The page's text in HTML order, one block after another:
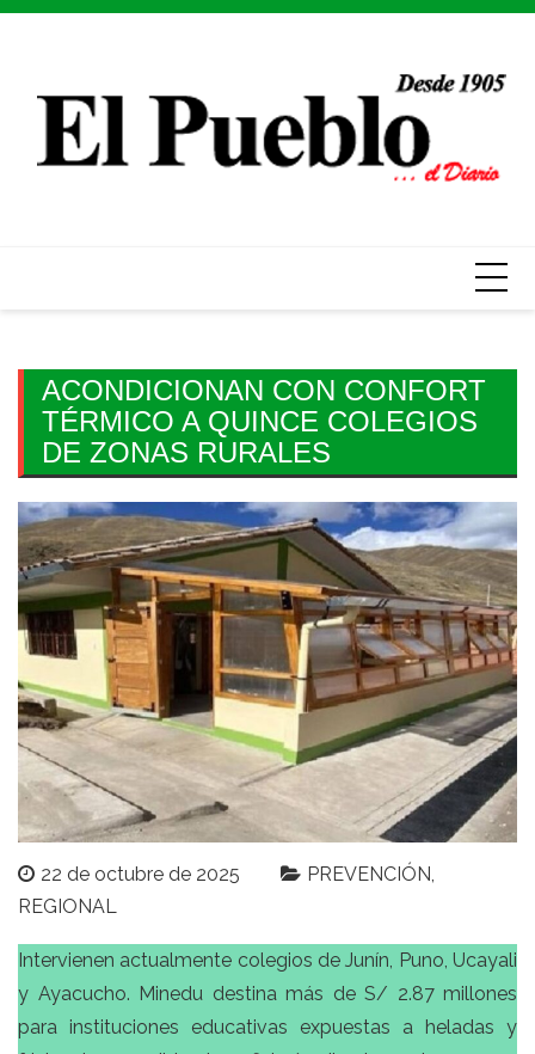
Skip
ACONDICIONAN CON CONFORT
TÉRMICO A QUINCE COLEGIOS
DE ZONAS RURALES
22 de octubre de 2025
PREVENCIÓN
REGIONAL
Intervienen actualmente colegios de Junín, Puno, Ucayali
y Ayacucho. Minedu destina más de S/ 2.87 millones
para instituciones educativas expuestas a heladas y